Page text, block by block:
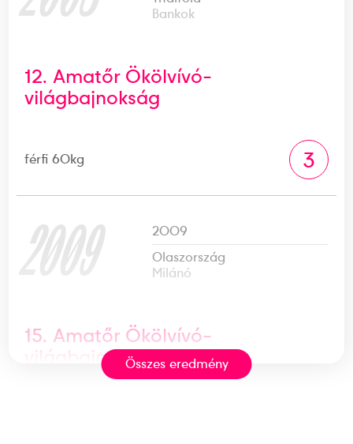
Bankok
12. Amatőr Ökölvívó-
világbajnokság
férfi 60kg 3
2009
2009
Olaszország
Milánó
15. Amatőr Ökölvívó-
világbajnokságÖsszes eredmény